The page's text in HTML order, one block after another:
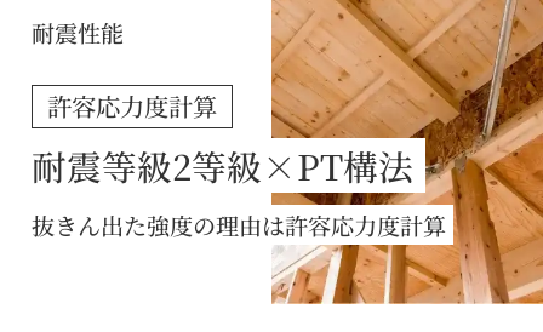
耐震性能
許容応力度計算
耐震等級2等級×PT構法
抜きん出た強度の理由は許容応力度計算